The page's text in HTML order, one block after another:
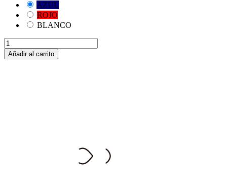
AZUL
ROJO
BLANCO
Añadir al carrito